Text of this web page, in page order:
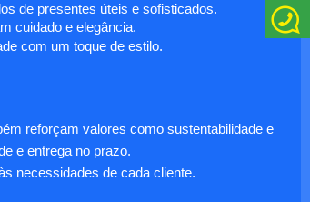
de presentes úteis e sofisticados.
cuidado e elegância.
com um toque de estilo.
reforçam valores como sustentabilidade e
e entrega no prazo.
necessidades de cada cliente.